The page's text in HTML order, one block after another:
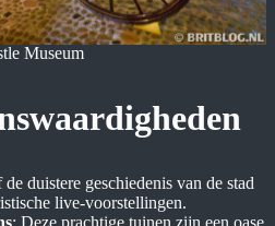
Museum
de duistere geschiedenis van de stad
live-voorstellingen.